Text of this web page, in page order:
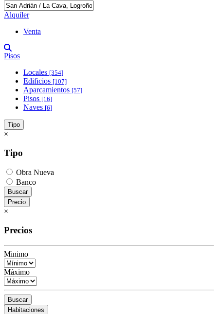
Alquiler
Venta
Pisos
Locales [354]
Edificios [107]
Aparcamientos [57]
Pisos [16]
Naves [6]
Tipo
×
Tipo
Obra Nueva
Banco
Buscar
Precio
×
Precios
Minimo
Máximo
Buscar
Habitaciones